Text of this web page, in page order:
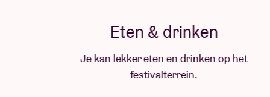
Eten & drinken
Je kan lekker eten en drinken op het
festivalterrein.